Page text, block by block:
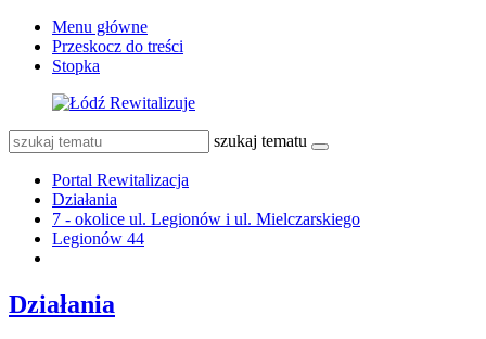
Menu główne
Przeskocz do treści
Stopka
szukaj tematu
Portal Rewitalizacja
Działania
7 - okolice ul. Legionów i ul. Mielczarskiego
Legionów 44
Działania